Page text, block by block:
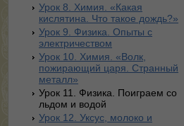
Урок 8. Химия. «Какая
кислятина. Что такое дождь?»
Урок 9. Физика. Опыты с
электричеством
Урок 10. Химия. «Волк,
пожирающий царя. Странный
металл»
Урок 11. Физика. Поиграем со
льдом и водой
Урок 12. Уксус, молоко и